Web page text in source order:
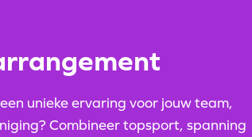
unieke ervaring voor jouw team,
Combineer topsport, spanning